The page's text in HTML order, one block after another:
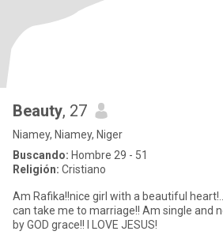
Beauty, 27
Niamey, Niamey, Niger
Buscando: Hombre 29 - 51
Religión: Cristiano
Am Rafika!!nice girl with a beautiful
can take me to marriage!! Am single and
by GOD grace!! I LOVE JESUS!